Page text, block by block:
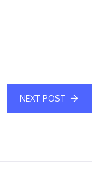
NEXT POST